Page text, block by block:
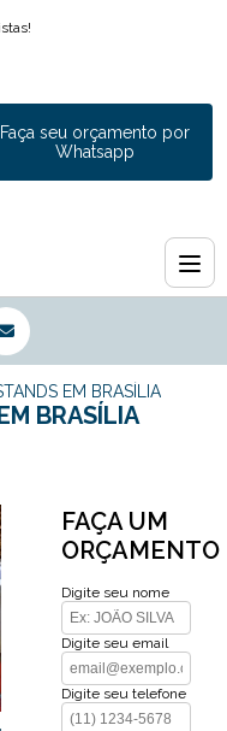
Faça seu orçamento por
Whatsapp
EM BRASÍLIA
BRASÍLIA
FAÇA UM
ORÇAMENTO
Digite seu nome
Digite seu email
Digite seu telefone